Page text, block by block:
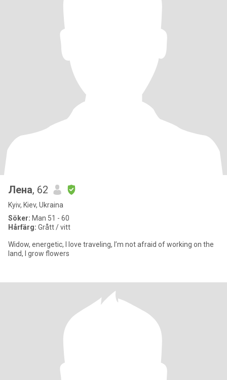
Лена, 62
Kyiv, Kiev, Ukraina
Söker: Man 51 - 60
Hårfärg: Grått / vitt
Widow, energetic, I love traveling, I’m not afraid of working on the
land, I grow flowers